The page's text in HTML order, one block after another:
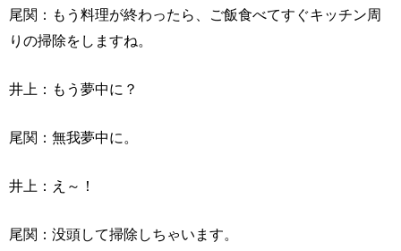
尾関：もう料理が終わったら、ご飯食べてすぐキッチン周
りの掃除をしますね。
井上：もう夢中に？
尾関：無我夢中に。
井上：え～！
尾関：没頭して掃除しちゃいます。